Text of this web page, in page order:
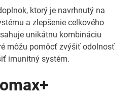
ktorý je navrhnutý na
a zlepšenie celkového
unikátnu kombináciu
môžu pomôcť zvýšiť odolnosť
imunitný systém.